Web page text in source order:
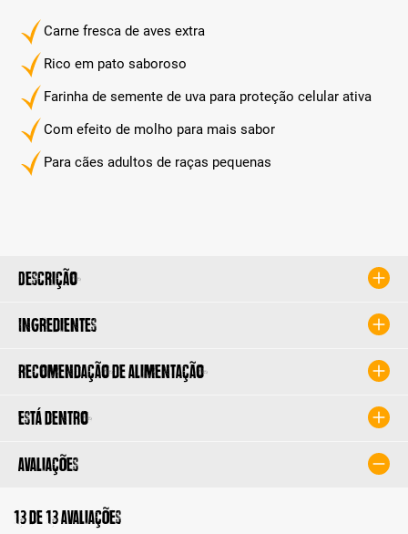
Carne fresca de aves extra
Rico em pato saboroso
Farinha de semente de uva para proteção celular ativa
Com efeito de molho para mais sabor
Para cães adultos de raças pequenas
Descrição
Ingredientes
Recomendação de alimentação
Está dentro
Avaliações
13 de 13 avaliações